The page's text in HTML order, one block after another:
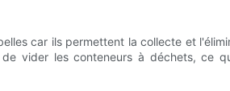
car ils permettent la collecte et
vider les conteneurs à déchets,